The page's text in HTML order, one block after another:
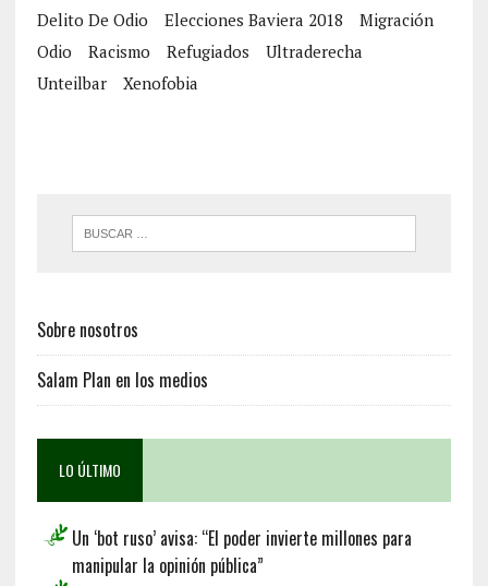
Delito De Odio
Elecciones Baviera 2018
Migración
Odio
Racismo Refugiados
Ultraderecha
Unteilbar
Xenofobia
Sobre nosotros
Salam Plan en los medios
LO ÚLTIMO
Un ‘bot ruso’ avisa: “El poder invierte millones para
manipular la opinión pública”